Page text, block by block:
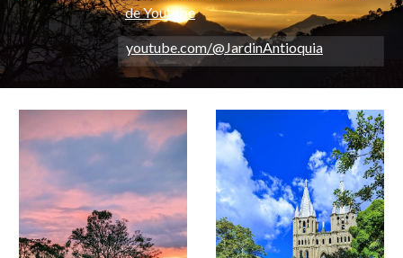
de Youtube
youtube.com/@JardinAntioquia